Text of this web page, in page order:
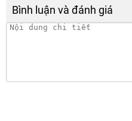
Bình luận và đánh giá